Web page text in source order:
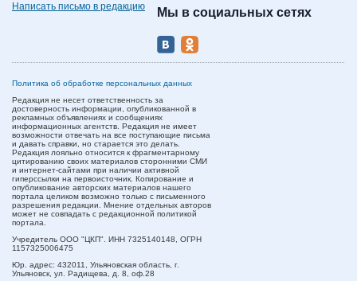
Написать письмо в редакцию
Мы в социальных сетях
Политика об обработке персональных данных
Редакция не несет ответственность за
достоверность информации, опубликованной в
рекламных объявлениях и сообщениях
информационных агентств. Редакция не имеет
возможности отвечать на все поступающие письма
и давать справки, но старается это делать.
Редакция лояльно относится к фрагментарному
цитированию своих материалов сторонними СМИ
и интернет-сайтами при наличии активной
гиперссылки на первоисточник. Копирование и
опубликование авторских материалов нашего
портала целиком возможно только с письменного
разрешения редакции. Мнение отдельных авторов
может не совпадать с редакционной политикой
портала.
Учредитель ООО "ЦКП". ИНН 7325140148, ОГРН
1157325006475
Юр. адрес: 432011, Ульяновская область, г.
Ульяновск, ул. Радищева, д. 8, оф.28